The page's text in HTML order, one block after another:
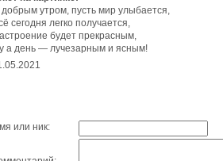
утром, пусть мир улыбается,
сегодня легко получается,
будет прекрасным,
а день — лучезарным и ясным!
или ник: